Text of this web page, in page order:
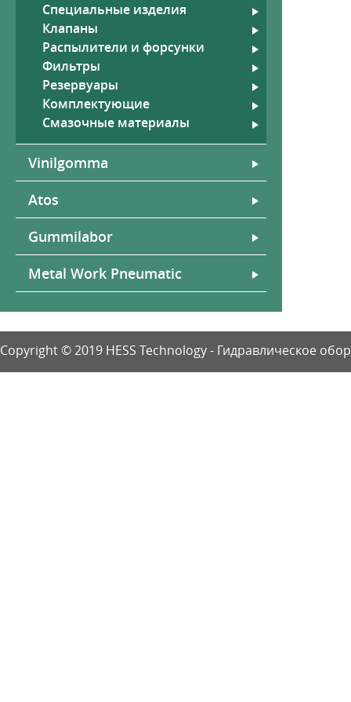
Специальные изделия
Клапаны
Распылители и форсунки
Фильтры
Резервуары
Комплектующие
Смазочные материалы
Vinilgomma
Atos
Gummilabor
Metal Work Pneumatic
Copyright © 2019 HESS Technology - Гидравлическое